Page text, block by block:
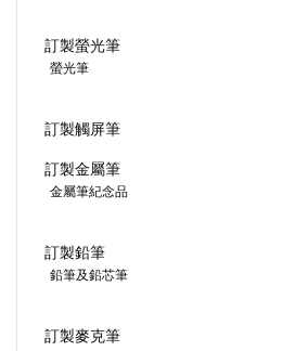
訂製螢光筆
螢光筆
訂製觸屏筆
訂製金屬筆
金屬筆紀念品
訂製鉛筆
鉛筆及鉛芯筆
訂製麥克筆